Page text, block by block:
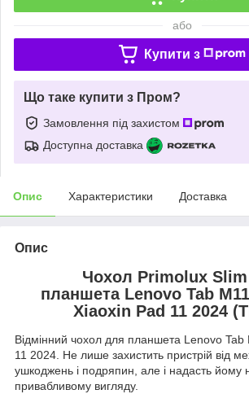
або
Купити з
Що таке купити з Пром?
Замовлення під захистом
Доступна доставка
Опис Характеристики Доставка
Опис
Чохол Primolux
планшета Lenovo Tab
Xiaoxin Pad 11 2024
Відмінний чохол для планшета Lenovo Tab
11 2024. Не лише захистить пристрій від
ушкоджень і подряпин, але і надасть йому
привабливому вигляду.